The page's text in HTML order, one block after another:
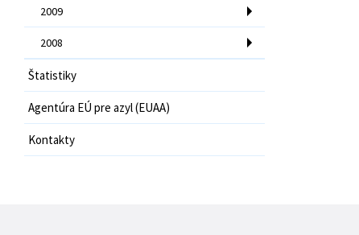
2009
2008
Štatistiky
Agentúra EÚ pre azyl (EUAA)
Kontakty